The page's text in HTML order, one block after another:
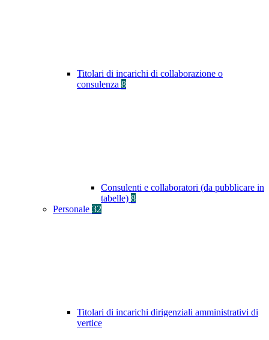
Titolari di incarichi di collaborazione o
consulenza 8
Consulenti e collaboratori (da pubblicare in
tabelle) 8
Personale 32
Titolari di incarichi dirigenziali amministrativi di
vertice